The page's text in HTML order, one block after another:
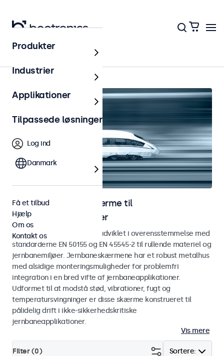
Jernbane
Skærme og touchskærme til
jernbaneapplikationer
Skærme og touchskærme udviklet i overensstemmelse med
standarderne EN 50155 og EN 45545-2 til rullende materiel og
jernbanemiljøer. Jernbaneskærmene har et robust metalhus
med alsidige monteringsmuligheder for problemfri
integration i en bred vifte af jernbaneapplikationer.
Udformet til at modstå stød, vibrationer, fugt og
temperatursvingninger er disse skærme konstrueret til
pålidelig drift i ikke-sikkerhedskritiske
jernbaneapplikationer.
Vis mere
Sortere:
Filter (0)
Produkter
Industrier
Applikationer
Tilpassede løsninger
Log ind
Danmark
Få et tilbud
Hjælp
Om os
Kontakt os